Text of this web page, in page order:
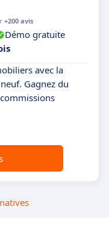
+200 avis
Démo gratuite
avec la
Gagnez du